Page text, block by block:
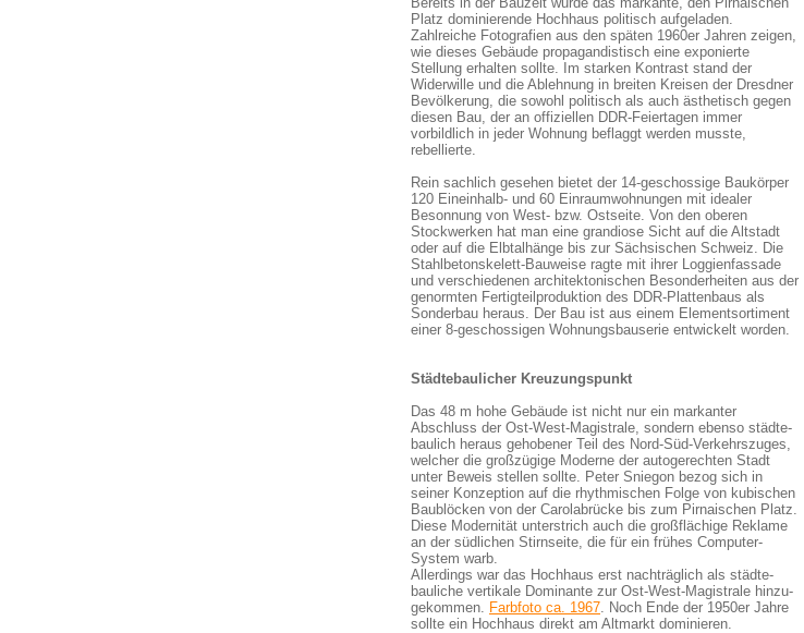
Platz dominierende Hochhaus politisch aufgeladen.
Zahlreiche Fotografien aus den späten 1960er Jahren zeigen,
wie dieses Gebäude propagandistisch eine exponierte
Stellung erhalten sollte. Im starken Kontrast stand der
Widerwille und die Ablehnung in breiten Kreisen der Dresdner
Bevölkerung, die sowohl politisch als auch ästhetisch gegen
diesen Bau, der an offiziellen DDR-Feiertagen immer
vorbildlich in jeder Wohnung beflaggt werden musste,
rebellierte.
Rein sachlich gesehen bietet der 14-geschossige Baukörper
120 Eineinhalb- und 60 Einraumwohnungen mit idealer
Besonnung von West- bzw. Ostseite. Von den oberen
Stockwerken hat man eine grandiose Sicht auf die Altstadt
oder auf die Elbtalhänge bis zur Sächsischen Schweiz. Die
Stahlbetonskelett-Bauweise ragte mit ihrer Loggienfassade
und verschiedenen architektonischen Besonderheiten aus der
genormten Fertigteilproduktion des DDR-Plattenbaus als
Sonderbau heraus. Der Bau ist aus einem Elementsortiment
einer 8-geschossigen Wohnungsbauserie entwickelt worden.
Städtebaulicher Kreuzungspunkt
Das 48 m hohe Gebäude ist nicht nur ein markanter
Abschluss der Ost-West-Magistrale, sondern ebenso städte-
baulich heraus gehobener Teil des Nord-Süd-Verkehrszuges,
welcher die großzügige Moderne der autogerechten Stadt
unter Beweis stellen sollte. Peter Sniegon bezog sich in
seiner Konzeption auf die rhythmischen Folge von kubischen
Baublöcken von der Carolabrücke bis zum Pirnaischen Platz.
Diese Modernität unterstrich auch die großflächige Reklame
an der südlichen Stirnseite, die für ein frühes Computer-
System warb.
Allerdings war das Hochhaus erst nachträglich als städte-
bauliche vertikale Dominante zur Ost-West-Magistrale hinzu-
gekommen. Farbfoto ca. 1967. Noch Ende der 1950er Jahre
sollte ein Hochhaus direkt am Altmarkt dominieren.